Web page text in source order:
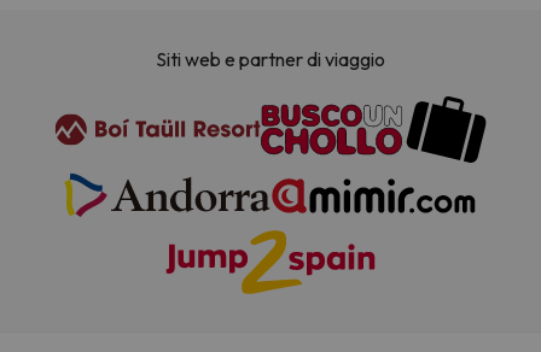
Siti web e partner di viaggio